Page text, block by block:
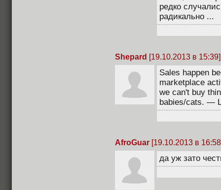
редко
радикально ...
Shepard [19.10.2013 в 15:39]
Sales happen
marketplace
we can't buy
babies/cats. —
AfroGuar [19.10.2013 в
да уж зато